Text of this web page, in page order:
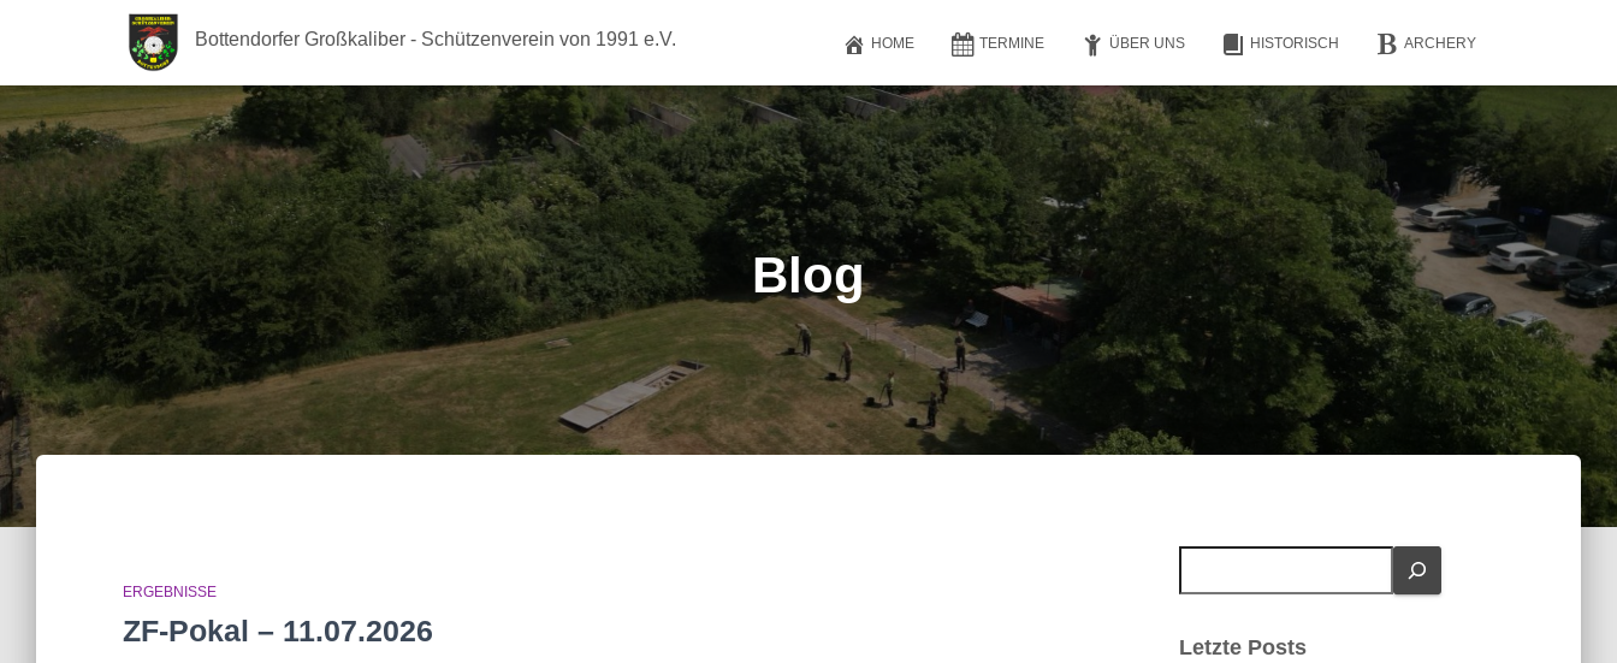
Bottendorfer Großkaliber - Schützenverein von 1991 e.V. HOME TERMINE ÜBER UNS HISTORISCH ARCHERY
Blog
ERGEBNISSE
ZF-Pokal – 11.07.2026
hLetzte Posts